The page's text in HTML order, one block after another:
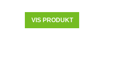
VIS PRODUKT